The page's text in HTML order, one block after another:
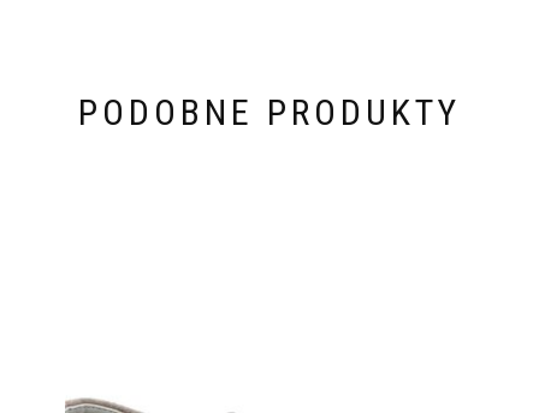
PODOBNE PRODUKTY